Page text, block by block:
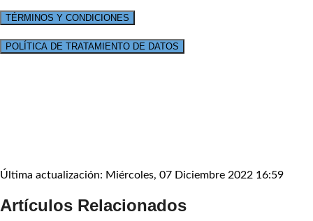
TÉRMINOS Y CONDICIONES
POLÍTICA DE TRATAMIENTO DE DATOS
Última actualización: Miércoles, 07 Diciembre 2022 16:59
Artículos Relacionados